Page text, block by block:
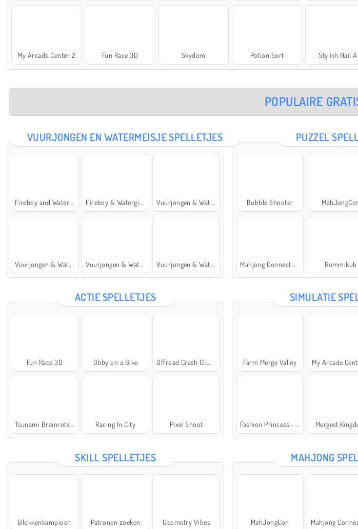
My Arcade Center 2 Fun Race 3D Skydom Potion Sort Stylish Nail
POPULAIRE
VUURJONGEN EN WATERMEISJE SPELLETJES PUZZEL
Bubble Shooter
Rummikub
ACTIE SPELLETJES
Fun Race 3D Obby on a Bike
Racing In City Pixel Shoot
SIMULATIE
Farm Merge Valley My Arcade
Mergest
SKILL SPELLETJES
Blokkenkampioen Patronen zoeken Geometry Vibes
MAHJONG
MahJongCon